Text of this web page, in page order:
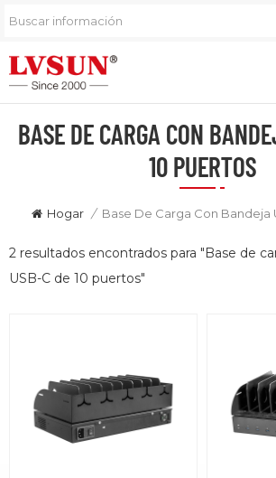
BASE DE CARGA CON
10 PUERTOS
Hogar /
2 resultados encontrados para "Base de
USB-C de 10 puertos"